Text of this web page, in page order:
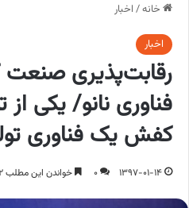
خانه/ اخبار
اخبار
رقابت‌پذیری صنعت
فناوری نانو/ یکی از
کفش یک فناوری
1397-01-14
0 خواندن این مطلب 2 دقیقه زمان میبرد